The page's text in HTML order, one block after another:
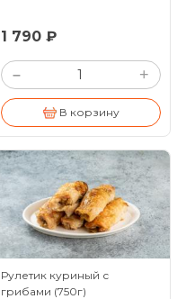
1 790 ₽
– +
В корзину
Рулетик куриный с
грибами (750г)